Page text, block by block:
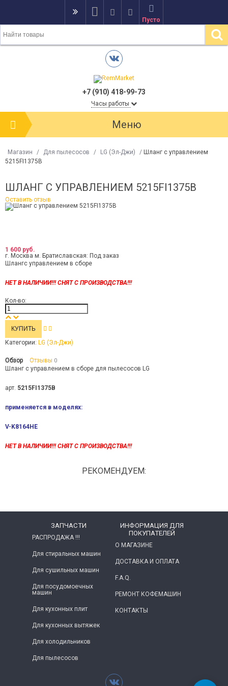
Пусто
+7 (910) 418-99-73
Часы работы
Меню
Магазин / Для пылесосов / LG (Эл-Джи) / Шланг с управлением
5215FI1375B
ШЛАНГ С УПРАВЛЕНИЕМ 5215FI1375B
Оставить отзыв
1 600 руб.
г. Москва м. Братиславская: Под заказ
Шлангс управлением в сборе
НЕТ В НАЛИЧИИ!!! СНЯТ С ПРОИЗВОДСТВА!!!
Кол-во:
Категории: LG (Эл-Джи)
Обзор Отзывы 0
Шланг с управлением в сборе для пылесосов LG
арт. 5215FI1375B
применяется в моделях:
V-K8164HE
НЕТ В НАЛИЧИИ!!! СНЯТ С ПРОИЗВОДСТВА!!!
РЕКОМЕНДУЕМ:
ЗАПЧАСТИ
РАСПРОДАЖА !!!
Для стиральных машин
Для сушильных машин
Для посудомоечных
машин
Для кухонных плит
Для кухонных вытяжек
Для холодильников
Для пылесосов
ИНФОРМАЦИЯ ДЛЯ
ПОКУПАТЕЛЕЙ
О МАГАЗИНЕ
ДОСТАВКА И ОПЛАТА
F.A.Q.
РЕМОНТ КОФЕМАШИН
КОНТАКТЫ